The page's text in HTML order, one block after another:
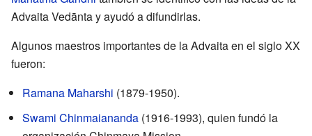
Advaita Vedānta y ayudó a difundirlas.
Algunos maestros importantes de la Advaita en el siglo XX
fueron:
Ramana Maharshi (1879-1950).
Swami Chinmaiananda (1916-1993), quien fundó la